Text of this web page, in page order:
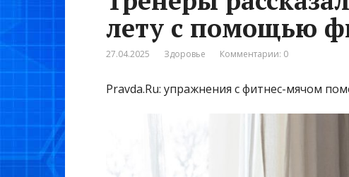
лету с помощью
27.04.2025 Здоровье Комментарии: 0
Pravda.Ru: упражнения с фитнес-мячом